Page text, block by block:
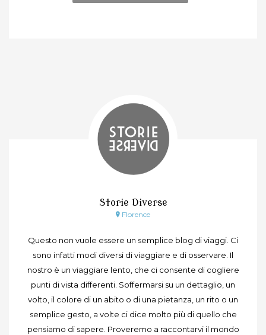
Storie Diverse
Florence
Questo non vuole essere un semplice blog di viaggi. Ci
sono infatti modi diversi di viaggiare e di osservare. Il
nostro è un viaggiare lento, che ci consente di cogliere
punti di vista differenti. Soffermarsi su un dettaglio, un
volto, il colore di un abito o di una pietanza, un rito o un
semplice gesto, a volte ci dice molto più di quello che
pensiamo di sapere. Proveremo a raccontarvi il mondo